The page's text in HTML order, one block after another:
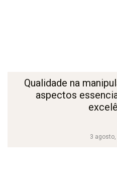
3 agosto,
Qualidade na
aspectos